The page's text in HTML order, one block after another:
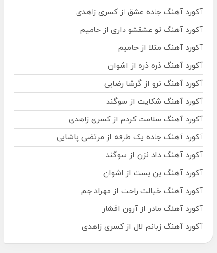
آکورد آهنگ جاده عشق از کسری زاهدی
آکورد آهنگ تو عشقشو داری از حامیم
آکورد آهنگ مثلا از حامیم
آکورد آهنگ ذره ذره از اشوان
آکورد آهنگ نرو از گرشا رضایی
آکورد آهنگ شکایت از سوگند
آکورد آهنگ سلامت کردم از کسری زاهدی
آکورد آهنگ جاده یک طرفه از مرتضی پاشایی
آکورد آهنگ داد نزن از سوگند
آکورد آهنگ بن بست از اشوان
آکورد آهنگ خیالت راحت از مهراد جم
آکورد آهنگ مادر از آرون افشار
آکورد آهنگ زبانم لال از کسری زاهدی